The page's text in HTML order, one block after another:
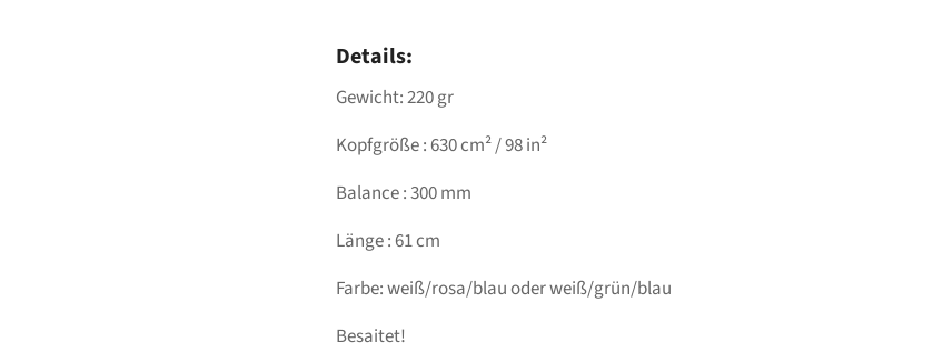
Details:
Gewicht: 220 gr
Kopfgröße : 630 cm² / 98 in²
Balance : 300 mm
Länge : 61 cm
Farbe: weiß/rosa/blau oder weiß/grün/blau
Besaitet!